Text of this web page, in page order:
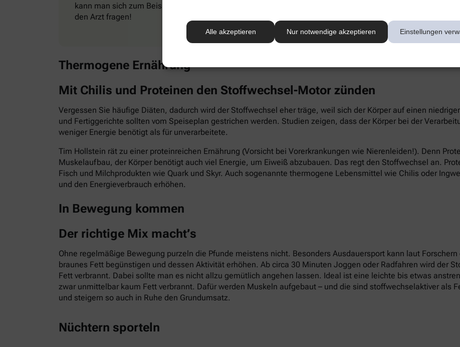
Alle akzeptieren Nur notwendige akzeptieren Einstellungen
kann man sich zum Beispiel beim Spazierengehen einfach etwas dünner anziehen. Ansonsten: Bei Herz-
den Arzt fragen!
Thermogene Ernährung
Mit Chilis und Proteinen den Stoffwechsel-Motor zünden
Vergessen Sie häufige Diäten, dadurch wird der Stoffwechsel eher träge, weil sich der Körper auf einen
und Fertiggerichte sollten vom Speiseplan gestrichen werden. Studien zeigen, dass der Körper bei der
weniger Energie benötigt als für unverarbeitete.
Tim Hollstein rät zu einer proteinreichen Ernährung (Vorsicht bei Vorerkrankungen wie Nierenleiden!). Denn
Muskelaufbau, der Körper benötigt auch viel Energie, um Eiweiß abzubauen. Das regt den Stoffwechsel an.
Fisch und Milchprodukten wie Quark und Skyr. Auch sogenannte thermogene Lebensmittel wie Chilis oder
und den Energieverbrauch erhöhen.
In Bewegung kommen
Der richtige Mix macht’s
Ohne regelmäßige Bewegung purzeln die Pfunde meistens nicht. Besonders Ausdauersport kann laut
braunes Fett begünstigen und dessen Aktivität erhöhen. Ab circa 30 Minuten Joggen oder Radfahren wird der
Fett verbrannt. Dabei sollte man es nicht allzu gemütlich angehen lassen. Ideal ist eine leichte bis etwas
zwar unmittelbar kaum Fett verbrannt. Dafür werden Muskeln aufgebaut – und die sind stoffwechselaktiver als
und steigern so auch in Ruhe den Grundumsatz.
Nüchtern sporteln